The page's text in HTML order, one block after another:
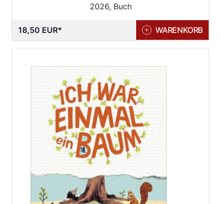
2026, Buch
18,50 EUR WARENKORB